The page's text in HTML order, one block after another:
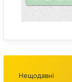
Нещодавні